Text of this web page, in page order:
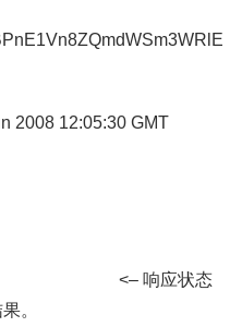
2008 12:05:30 GMT
<– 响应状态
。